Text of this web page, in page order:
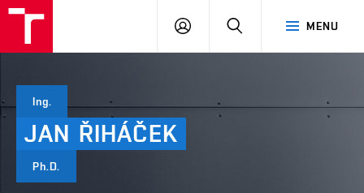
MENU
PŘIHLÁSIT
Ing.
JAN ŘIHÁČEK
Ph.D.